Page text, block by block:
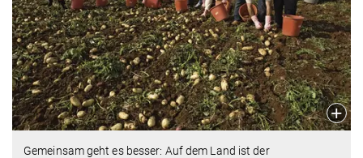
Gemeinsam geht es besser: Auf dem Land ist der